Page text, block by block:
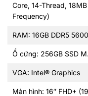
Core, 14-Thread,
Frequency)
RAM: 16GB DDR5
Ổ cứng: 256GB SSD
VGA: Intel® Graphics
Màn hình: 16″ FHD+